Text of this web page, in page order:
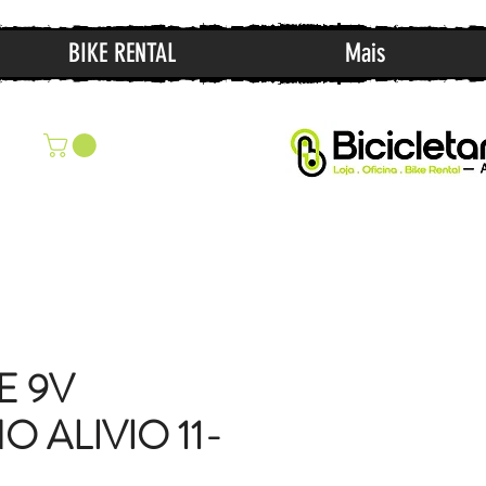
BIKE RENTAL Mais
9V
ALIVIO 11-